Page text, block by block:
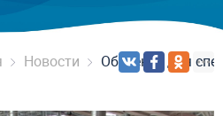
Новости Обучение для